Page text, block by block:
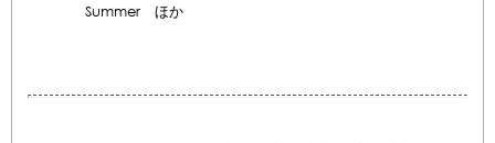
Summer ほか